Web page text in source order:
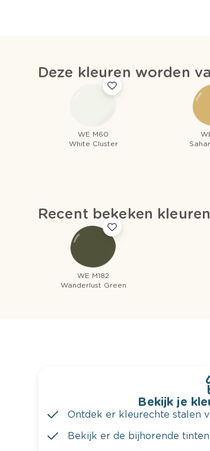
Deze kleuren worden
WE M60
White Cluster
Recent bekeken kleuren
WE M182
Wanderlust Green
Bekijk je
Ontdek er kleurechte stalen
Bekijk er de bijhorende